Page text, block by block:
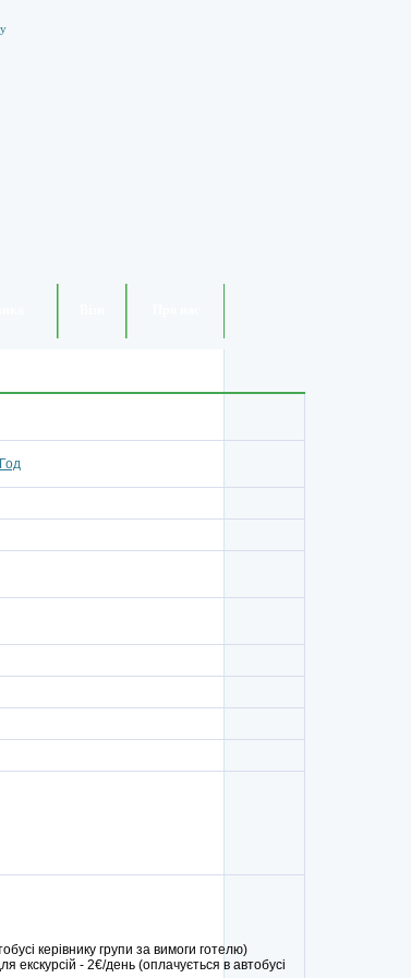
керівнику групи за вимоги готелю)
- 2€/день (оплачується в автобусі